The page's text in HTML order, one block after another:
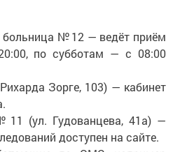
больница № 12 — ведёт приём
по субботам — с 08:00
Зорге, 103) — кабинет
11 (ул. Гудованцева, 41а) —
доступен на сайте.